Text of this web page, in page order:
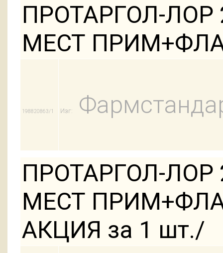
ПРОТАРГОЛ-ЛОР
МЕСТ
198820863/1 Изг:
ПРОТАРГОЛ-ЛОР
МЕСТ
АКЦИЯ за 1 шт./